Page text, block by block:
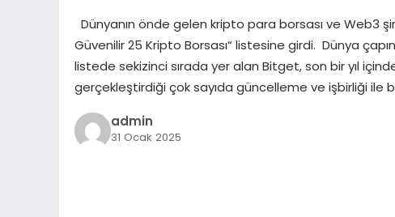
Dünyanın önde gelen kripto para borsası ve Web3
Güvenilir 25 Kripto Borsası“ listesine girdi. Dünya
listede sekizinci sırada yer alan Bitget, son bir yıl
gerçekleştirdiği çok sayıda güncelleme ve işbirliği ile
admin
31 Ocak 2025